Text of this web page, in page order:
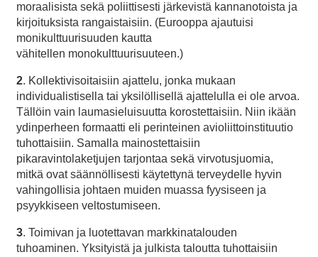
moraalisista sekä poliittisesti järkevistä kannanotoista ja
kirjoituksista rangaistaisiin. (Eurooppa ajautuisi
monikulttuurisuuden kautta
vähitellen monokulttuurisuuteen.)
2. Kollektivisoitaisiin ajattelu, jonka mukaan
individualistisella tai yksilöllisellä ajattelulla ei ole arvoa.
Tällöin vain laumasieluisuutta korostettaisiin. Niin ikään
ydinperheen formaatti eli perinteinen avioliittoinstituutio
tuhottaisiin. Samalla mainostettaisiin
pikaravintolaketjujen tarjontaa sekä virvotusjuomia,
mitkä ovat säännöllisesti käytettynä terveydelle hyvin
vahingollisia johtaen muiden muassa fyysiseen ja
psyykkiseen veltostumiseen.
3. Toimivan ja luotettavan markkinatalouden
tuhoaminen. Yksityistä ja julkista taloutta tuhottaisiin